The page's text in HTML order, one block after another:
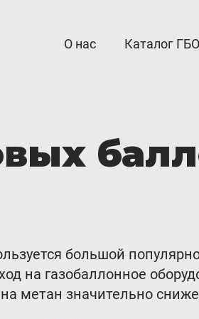
О нас Каталог ГБО
и возврат
для партнёров
большой
на газобаллонное
метан значительно